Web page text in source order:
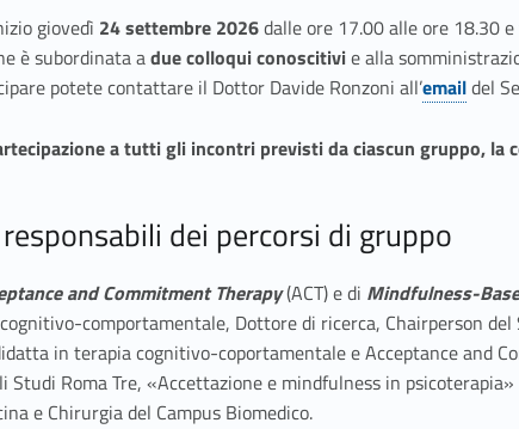
giovedì 24 settembre 2026dalle ore 17.00 alle ore 18.30
è subordinata adue colloqui conoscitivie alla
potete contattare il Dottor Davide Ronzoni all’emaildel
a tutti gli incontri previsti da ciascun gruppo,
dei percorsi di gruppo
and Commitment Therapy(ACT) e di Mindfulness-
comportamentale, Dottore di ricerca, Chairperson
in terapia cognitivo-coportamentale e Acceptance and
Studi Roma Tre, «Accettazione e mindfulness in
e Chirurgia del Campus Biomedico.